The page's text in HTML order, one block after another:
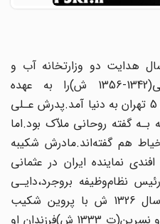
قزوینی که 14 سال هدایت‌ دو وزارتخانه آب و
بـرق،کشاورزی و منابع‌ طبیعی(1342-1356 ش)را به عهده
داشت‌،در سال 1300 ش در‌ بخش‌ 5 تهران به دنیا آمد.پدرش عـلی
بـه گفته روحانی ملاّک بود.اما
هم گفته‌اند.مادرش شکیبه
نماینده ایران در عثمانی
نظام‌وظیفه بروجرد،دایـی‌
روحانی بود.منصور روحانی در سال 1326 ش با پروین شکیب
ازدواج کرد.داریوش(ت‌ 1327 ش)و نسرین‌(ت 1333‌ ش)فرزندان او